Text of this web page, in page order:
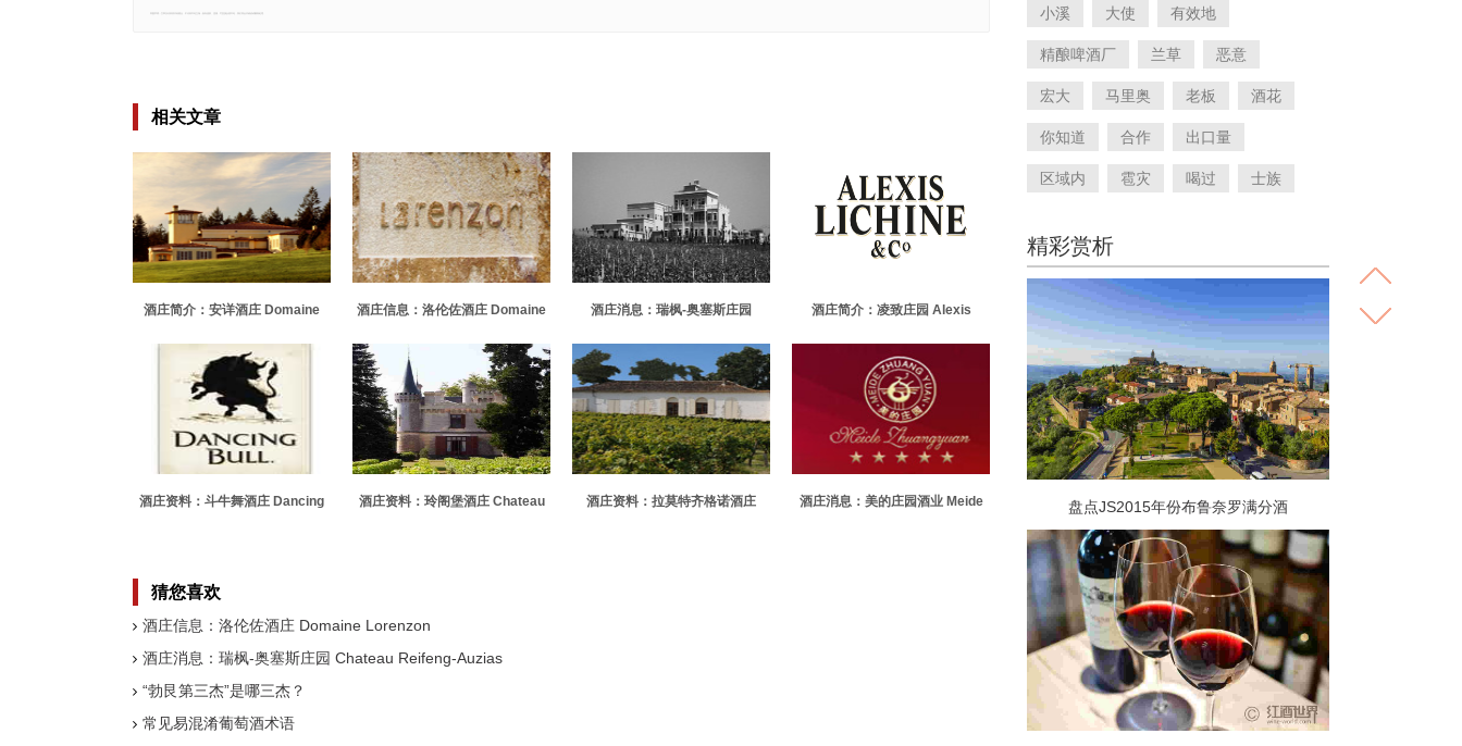
相关文章
酒庄简介：安详酒庄 Domaine
酒庄信息：洛伦佐酒庄 Domaine
酒庄消息：瑞枫-奥塞斯庄园
酒庄简介：凌致庄园 Alexis
酒庄资料：斗牛舞酒庄 Dancing
酒庄资料：玲阁堡酒庄 Chateau
酒庄资料：拉莫特齐格诺酒庄
酒庄消息：美的庄园酒业 Meide
猜您喜欢
酒庄信息：洛伦佐酒庄 Domaine Lorenzon
酒庄消息：瑞枫-奥塞斯庄园 Chateau Reifeng-Auzias
“勃艮第三杰”是哪三杰？
常见易混淆葡萄酒术语
小溪 大使 有效地
精酿啤酒厂 兰草 恶意
宏大 马里奥 老板 酒花
你知道 合作 出口量
区域内 雹灾 喝过 士族
精彩赏析
盘点JS2015年份布鲁奈罗满分酒